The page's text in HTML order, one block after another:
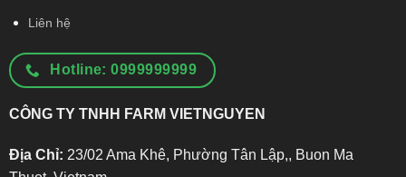
Liên hệ
Hotline: 0999999999
CÔNG TY TNHH FARM VIETNGUYEN
Địa Chỉ: 23/02 Ama Khê, Phường Tân Lập,, Buon Ma